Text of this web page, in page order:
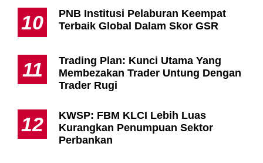
10
PNB Institusi Pelaburan Keempat
Terbaik Global Dalam Skor GSR
11
Trading Plan: Kunci Utama Yang
Membezakan Trader Untung Dengan
Trader Rugi
12
KWSP: FBM KLCI Lebih Luas
Kurangkan Penumpuan Sektor
Perbankan